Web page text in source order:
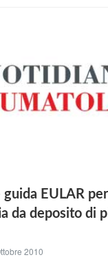
guida EULAR
da deposito di
2010